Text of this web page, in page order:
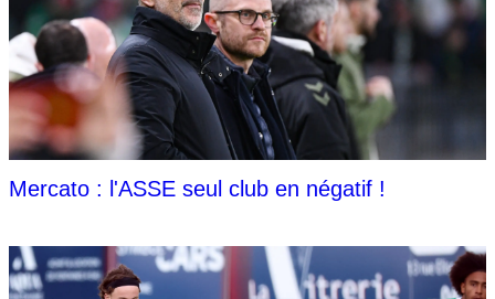
Mercato : l'ASSE seul club en négatif !